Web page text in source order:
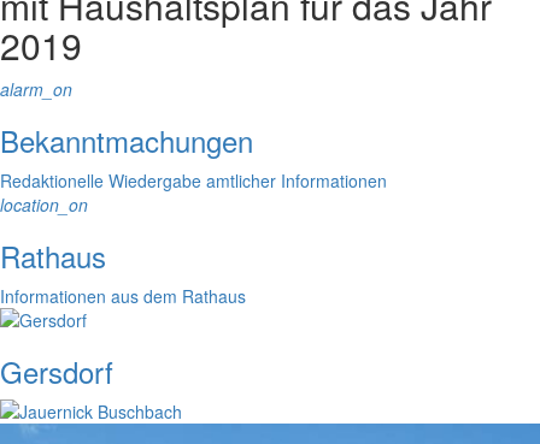
2019
alarm_on
Bekanntmachungen
Redaktionelle Wiedergabe amtlicher Informationen
location_on
Rathaus
Informationen aus dem Rathaus
Gersdorf